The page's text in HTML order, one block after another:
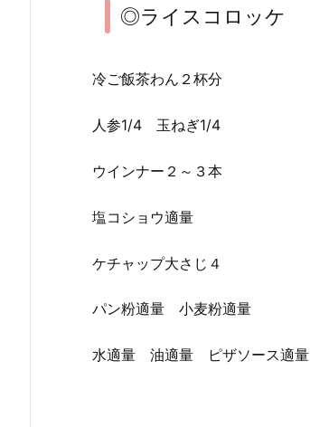
◎ライスコロッケ
冷ご飯茶わん２杯分
人参1/4 玉ねぎ1/4
ウインナー２～３本
塩コショウ適量
ケチャップ大さじ４
パン粉適量 小麦粉適量
水適量 油適量 ピザソース適量